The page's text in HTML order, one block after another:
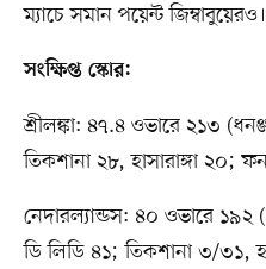
ম্যাচে সমান পয়েন্ট জিম্বাবুয়েরও।
সংক্ষিপ্ত স্কোর:
শ্রীলঙ্কা: ৪৭.৪ ওভারে ২১৩
তিকশানা ২৮, হাসারাঙ্গা
নেদারল্যান্ডস: ৪০ ওভারে
ডি লিডি ৪১; তিকশানা ৩/৩১,